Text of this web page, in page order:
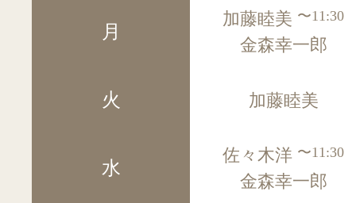
月
加藤睦美 〜11:30
金森幸一郎
火 加藤睦美
水
佐々木洋 〜11:30
金森幸一郎